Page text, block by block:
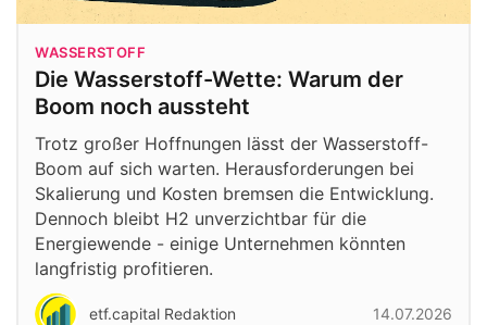
WASSERSTOFF
Die Wasserstoff-Wette: Warum der
Boom noch aussteht
Trotz großer Hoffnungen lässt der Wasserstoff-
Boom auf sich warten. Herausforderungen bei
Skalierung und Kosten bremsen die Entwicklung.
Dennoch bleibt H2 unverzichtbar für die
Energiewende - einige Unternehmen könnten
langfristig profitieren.
etf.capital Redaktion 14.07.2026